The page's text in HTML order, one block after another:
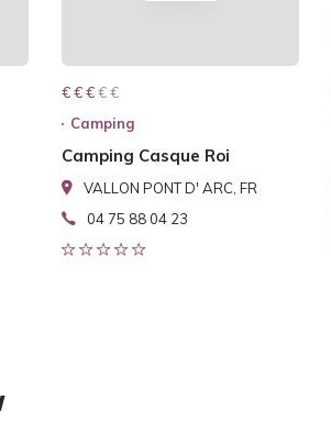
€ € € € €
€ € €
Camping
Camping Casque Roi
VALLON PONT D' ARC, FR
04 75 88 04 23